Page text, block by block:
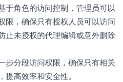
于角色的访问控制，管理员可以
限，确保只有授权人员可以访问
止未授权的代理编辑或意外删除
步分段访问权限，确保只有相关
提高效率和安全性。